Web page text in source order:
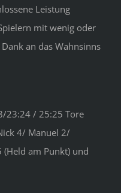
Leistung
mit wenig oder
an das Wahnsinns
23:24 / 25:25 Tore
4/ Manuel 2/
am Punkt) und